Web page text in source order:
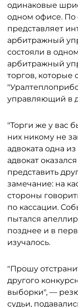
одинаковые
одном офисе. По
представляет
арбитражный
состояли в
арбитражный
торгов, которые
управляющий в
"Торги же у вас
них никому не
адвоката одна
адвокат
представить
замечание: на
стороны
по кассации.
пытался
позднее и в
изучалось.
"Прошу
другого
выборки", —
судьи,